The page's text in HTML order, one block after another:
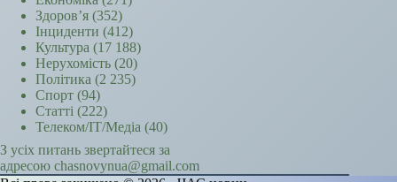
Здоров’я (352)
Інциденти (412)
Культура (17 188)
Нерухомість (20)
Політика (2 235)
Спорт (94)
Статті (222)
Телеком/ІТ/Медіа (40)
З усіх питань звертайтеся за
адресою chasnovynua@gmail.com